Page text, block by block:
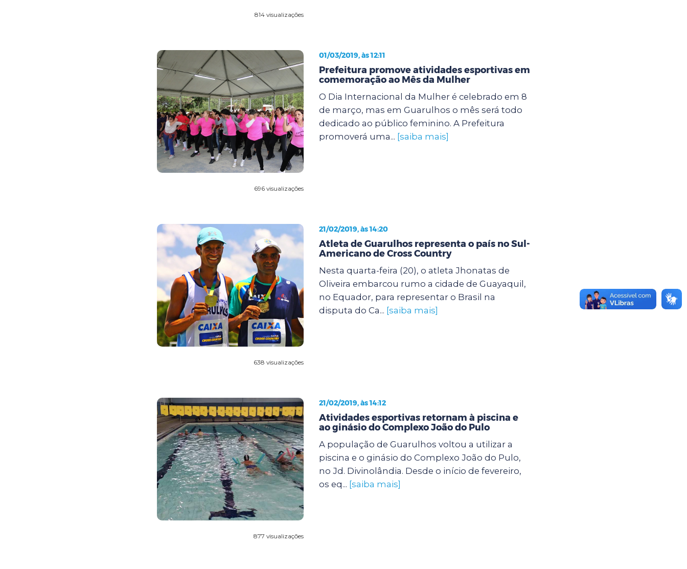
814 visualizações
696 visualizações
01/03/2019, às 12:11
Prefeitura promove atividades esportivas em
comemoração ao Mês da Mulher
O Dia Internacional da Mulher é celebrado em 8
de março, mas em Guarulhos o mês será todo
dedicado ao público feminino. A Prefeitura
promoverá uma... [saiba mais]
638 visualizações
21/02/2019, às 14:20
Atleta de Guarulhos representa o país no Sul-
Americano de Cross Country
Nesta quarta-feira (20), o atleta Jhonatas de
Oliveira embarcou rumo a cidade de Guayaquil,
no Equador, para representar o Brasil na
disputa do Ca... [saiba mais]
877 visualizações
21/02/2019, às 14:12
Atividades esportivas retornam à piscina e
ao ginásio do Complexo João do Pulo
A população de Guarulhos voltou a utilizar a
piscina e o ginásio do Complexo João do Pulo,
no Jd. Divinolândia. Desde o início de fevereiro,
os eq... [saiba mais]